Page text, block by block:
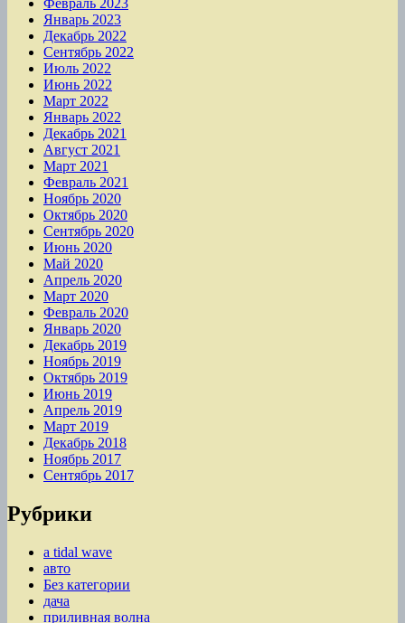
Февраль 2023
Январь 2023
Декабрь 2022
Сентябрь 2022
Июль 2022
Июнь 2022
Март 2022
Январь 2022
Декабрь 2021
Август 2021
Март 2021
Февраль 2021
Ноябрь 2020
Октябрь 2020
Сентябрь 2020
Июнь 2020
Май 2020
Апрель 2020
Март 2020
Февраль 2020
Январь 2020
Декабрь 2019
Ноябрь 2019
Октябрь 2019
Июнь 2019
Апрель 2019
Март 2019
Декабрь 2018
Ноябрь 2017
Сентябрь 2017
Рубрики
a tidal wave
авто
Без категории
дача
приливная волна